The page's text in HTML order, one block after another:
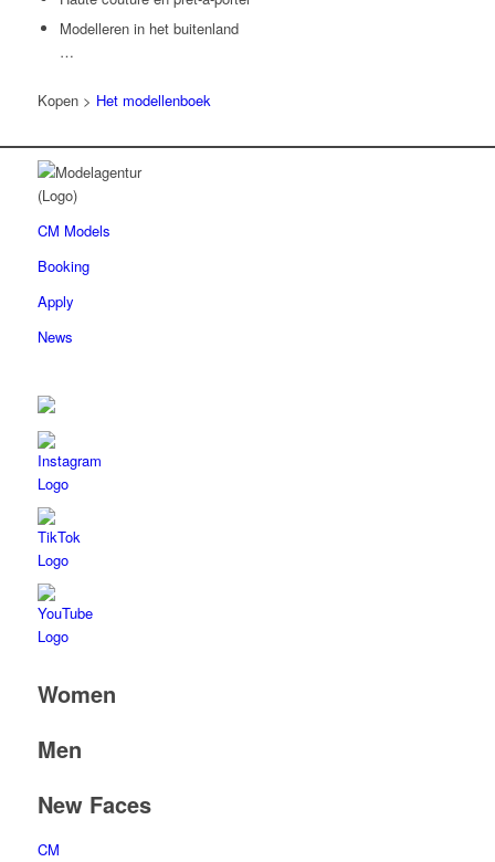
Modelleren in het buitenland
…
Kopen > Het modellenboek
CM Models
Booking
Apply
News
Women
Men
New Faces
CM